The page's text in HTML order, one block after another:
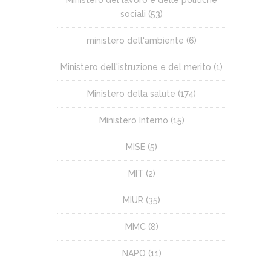
sociali (53)
ministero dell'ambiente (6)
Ministero dell'istruzione e del merito (1)
Ministero della salute (174)
Ministero Interno (15)
MISE (5)
MIT (2)
MIUR (35)
MMC (8)
NAPO (11)